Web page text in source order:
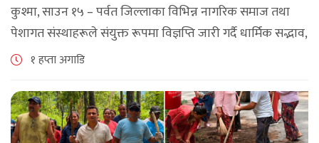
कुश्मा, साउन १५ – पर्वत जिल्लाका विभिन्न नागरिक समाज तथा
पेशागत संस्थाहरूले संयुक्त रूपमा विज्ञप्ति जारी गर्दै धार्मिक सद्भाव,
सामाजिक एकता र कानुनी शासन कायम राख्न सबै पक्षलाई संयमता
१ हप्ता अगाडि